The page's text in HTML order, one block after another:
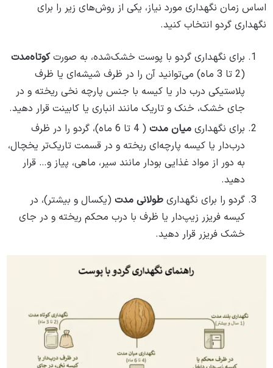
اساس زمان نگهداری مورد نیاز، یکی از روش‌های زیر را برای
نگهداری گردو انتخاب کنید.
برای نگهداری گردو با پوست خشک‌شده، به صورتکوتاه‌مدت
(2 تا 3 ماه) می‌توانید آن را در ظرف شیشه‌ای یا ظرف
پلاستیکی درب دار یا کیسه با جنس پارچه نخی ریخته و در
جای خشک، خنک و تاریک مانند انباری یا کابینت قرار دهید.
برای نگهداری میان مدت
( 4 تا 6 ماه)، گردو را در ظرف
درب‌دار یا کیسه پارچه‌ای ریخته و در قسمت تاریک‌تر یخچال،
به دور از مواد غذایی بودار مانند سیر، ماهی، پیاز و… قرار
دهید.
گردو را برای نگهداری طولانی مدت (یکسال و بیشتر)، در
کیسه فریزر زیپ‌دار یا ظرف با درب محکم ریخته و در جای
خشک فریزر قرار دهید.